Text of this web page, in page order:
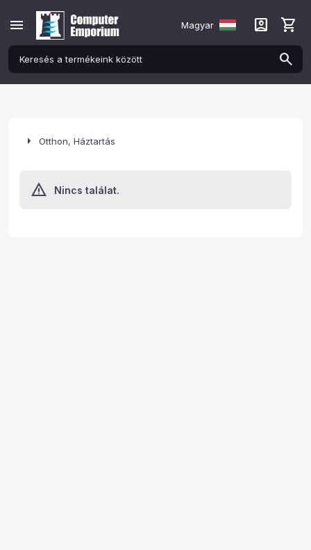
menu Magyar account_box shopping_cart
arrow_right Otthon, Háztartás
Nincs találat.